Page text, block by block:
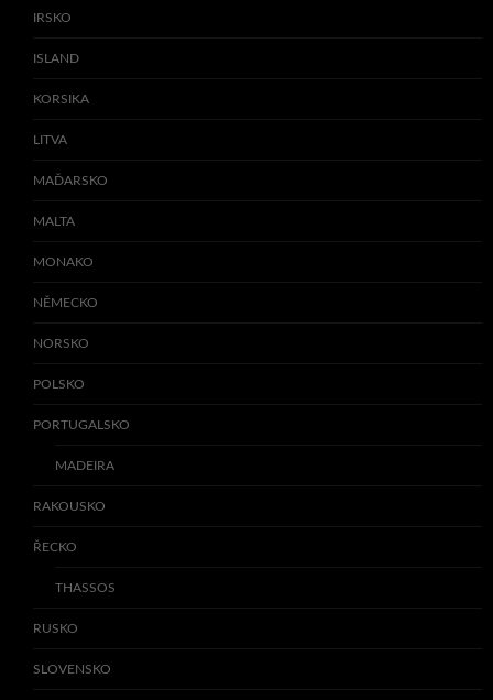
IRSKO
ISLAND
KORSIKA
LITVA
MAĎARSKO
MALTA
MONAKO
NĚMECKO
NORSKO
POLSKO
PORTUGALSKO
MADEIRA
RAKOUSKO
ŘECKO
THASSOS
RUSKO
SLOVENSKO